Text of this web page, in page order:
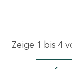
Zeige 1 bis 4